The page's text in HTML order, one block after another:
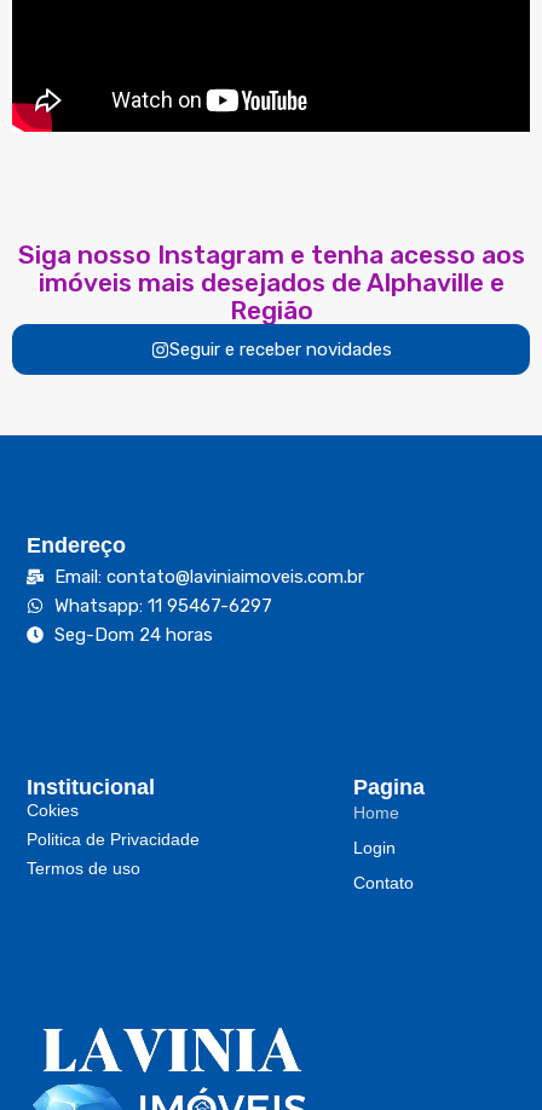
Siga nosso Instagram e tenha acesso aos
imóveis mais desejados de Alphaville e
Região
Seguir e receber novidades
Pagina
Home
Login
Contato
Institucional
Cokies
Politica de Privacidade
Termos de uso
Endereço
Email: contato@laviniaimoveis.com.br
Whatsapp: 11 95467-6297
Seg-Dom 24 horas